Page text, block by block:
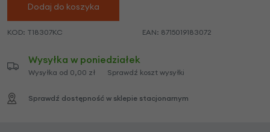
Dodaj do koszyka
KOD: T18307KC EAN: 8715019183072
Wysyłka w poniedziałek
Wysyłka od 0,00 zł Sprawdź koszt wysyłki
Sprawdź dostępność w sklepie stacjonarnym